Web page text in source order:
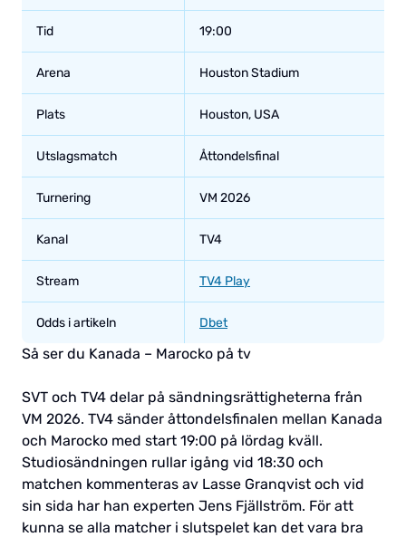
Tid 19:00
Arena Houston Stadium
Plats Houston, USA
Utslagsmatch Åttondelsfinal
Turnering VM 2026
Kanal TV4
Stream TV4 Play
Odds i artikeln Dbet
Så ser du Kanada – Marocko på tv
SVT och TV4 delar på sändningsrättigheterna från
VM 2026. TV4 sänder åttondelsfinalen mellan Kanada
och Marocko med start 19:00 på lördag kväll.
Studiosändningen rullar igång vid 18:30 och
matchen kommenteras av Lasse Granqvist och vid
sin sida har han experten Jens Fjällström. För att
kunna se alla matcher i slutspelet kan det vara bra